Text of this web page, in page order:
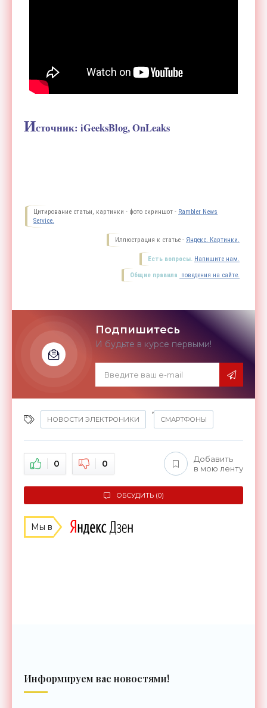
Источник: iGeeksBlog, OnLeaks
Цитирование статьи, картинки - фото скриншот - Rambler News
Service.
Иллюстрация к статье - Яндекс. Картинки.
Есть вопросы. Напишите нам.
Общие правила поведения на сайте.
Подпишитесь
И будьте в курсе первыми!
НОВОСТИ ЭЛЕКТРОНИКИ
,
СМАРТФОНЫ
0 0
Добавить
в мою ленту
ОБСУДИТЬ (0)
Мы в
Информируем вас новостями!